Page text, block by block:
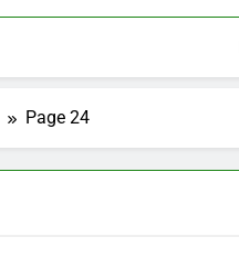
Page 24